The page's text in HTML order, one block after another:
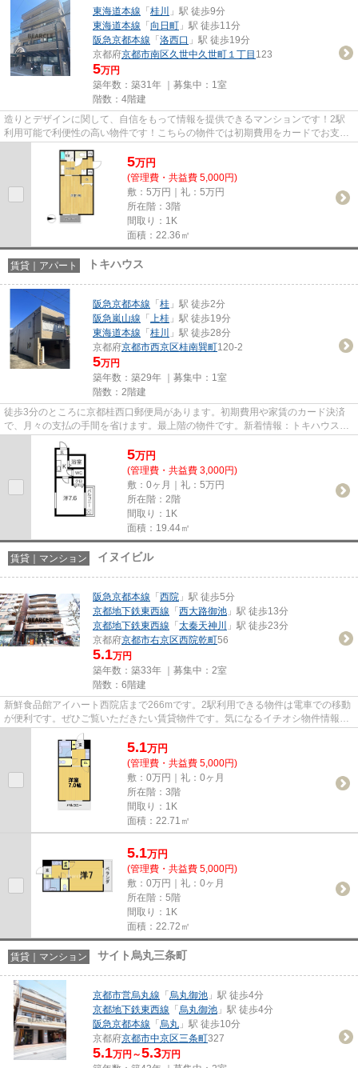
東海道本線 「 桂川
」駅 徒歩9分
東海道本線 「 向日町 」駅 徒歩11分
阪急京都本線 「 洛西口 」駅 徒歩19分
京都府京都市南区久世中久世町１丁目 123
5万円
築年数：築31年 ｜募集中： 1室
階数：4階建
造りとデザインに関して、自信をもって情報を提供できるマンションです！2駅
利用可能で利便性の高い物件です！こちらの物件では初期費用をカードでお支払
5万円
(管理費・共益費 5,000円)
敷：5万円｜礼：5万円
所在階：3階
間取り：1K
面積：22.36㎡
賃貸｜アパート トキハウス
阪急京都本線 「 桂 」駅 徒歩2分
阪急嵐山線 「 上桂 」駅 徒歩19分
東海道本線 「 桂川
」駅 徒歩28分
京都府京都市西京区桂南巽町120-2
5万円
築年数：築29年 ｜募集中： 1室
階数：2階建
徒歩3分のところに京都桂西口郵便局があります。初期費用や家賃のカード決済
で、月々の支払の手間を省けます。最上階の物件です。新着情報：トキハウスの
空室情報ならコチラ。より詳し...
5万円
(管理費・共益費 3,000円)
敷：0ヶ月｜礼：5万円
所在階：2階
間取り：1K
面積：19.44㎡
賃貸｜マンション イヌイビル
阪急京都本線 「 西院 」駅 徒歩5分
京都地下鉄東西線 「 西大路御池 」駅 徒歩13分
京都地下鉄東西線 「 太秦天神川
」駅 徒歩23分
京都府京都市右京区西院乾町56
5.1万円
築年数：築33年 ｜募集中： 2室
階数：6階建
新鮮食品館アイハート西院店まで266mです。2駅利用できる物件は電車での移動
が便利です。ぜひご覧いただきたい賃貸物件です。気になるイチオシ物件情報：
「イヌイビル」。阪急京都本線...
5.1万円
(管理費・共益費 5,000円)
敷：0万円｜礼：0ヶ月
所在階：3階
間取り：1K
面積：22.71㎡
5.1万円
(管理費・共益費 5,000円)
敷：0万円｜礼：0ヶ月
所在階：5階
間取り：1K
面積：22.72㎡
賃貸｜マンション サイト烏丸三条町
京都市営烏丸線 「 烏丸御池 」駅 徒歩4分
京都地下鉄東西線 「 烏丸御池 」駅 徒歩4分
阪急京都本線 「 烏丸 」駅 徒歩10分
京都府京都市中京区三条町327
5.1万円～5.3万円